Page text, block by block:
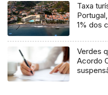
Taxa
1% dos
Verdes
Acordo